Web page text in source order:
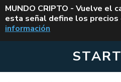
ALERTA
MUNDO CRIPTO - Vuelve el
esta señal define los
información